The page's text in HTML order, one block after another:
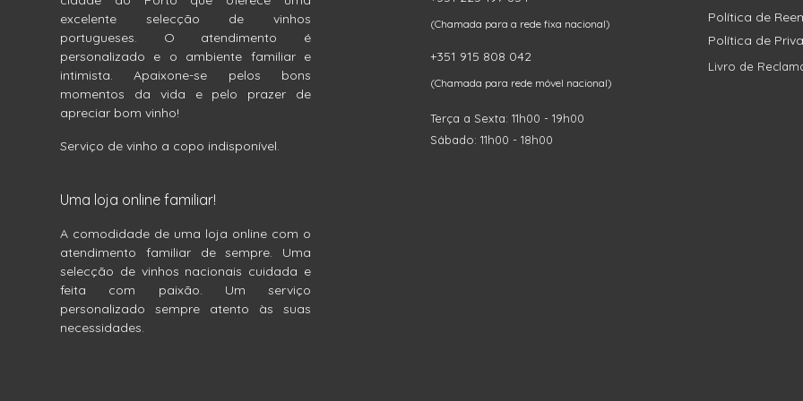
excelente selecção de vinhos
portugueses. O atendimento é
personalizado e o ambiente familiar e
intimista. Apaixone-se pelos bons
momentos da vida e pelo prazer de
apreciar bom vinho!
Serviço de vinho a copo indisponível.
Uma loja online familiar!
A comodidade de uma loja online com o
atendimento familiar de sempre. Uma
selecção de vinhos nacionais cuidada e
feita com paixão. Um serviço
personalizado sempre atento às suas
necessidades.
(Chamada para a rede fixa nacional)
+351 915 808 042
(Chamada para rede móvel nacional)
Terça a Sexta: 11h00 - 19h00
Sábado: 11h00 - 18h00
Política de
Política de
Livro de